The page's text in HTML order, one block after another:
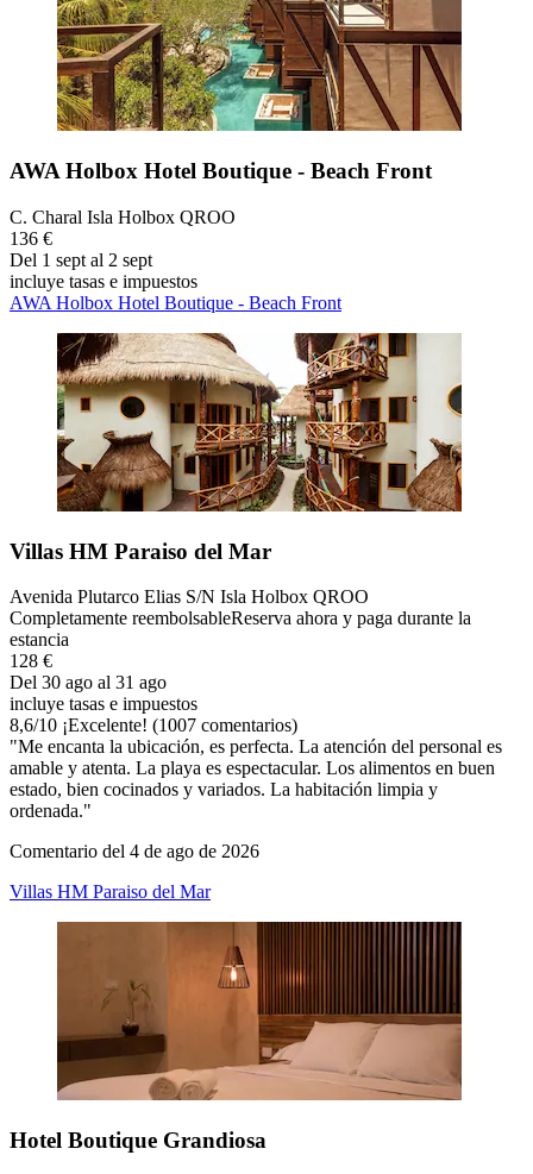
AWA Holbox Hotel Boutique - Beach Front
C. Charal Isla Holbox QROO
136 €
Del 1 sept al 2 sept
incluye tasas e impuestos
AWA Holbox Hotel Boutique - Beach Front
Villas HM Paraiso del Mar
Avenida Plutarco Elias S/N Isla Holbox QROO
Completamente reembolsableReserva ahora y paga durante la
estancia
128 €
Del 30 ago al 31 ago
incluye tasas e impuestos
8,6/10 ¡Excelente! (1007 comentarios)
"Me encanta la ubicación, es perfecta. La atención del personal es
amable y atenta. La playa es espectacular. Los alimentos en buen
estado, bien cocinados y variados. La habitación limpia y
ordenada."
Comentario del 4 de ago de 2026
Villas HM Paraiso del Mar
Hotel Boutique Grandiosa